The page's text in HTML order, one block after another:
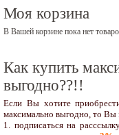
Моя корзина
В Вашей корзине пока нет
Как купить
выгодно??!!
Если Вы хотите
максимально выгодно, то Вы
1. подписаться на